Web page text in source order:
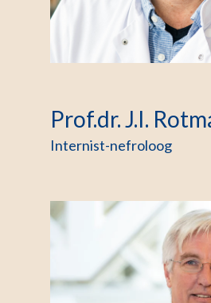
Prof.dr. J.I.
Internist-nefroloog